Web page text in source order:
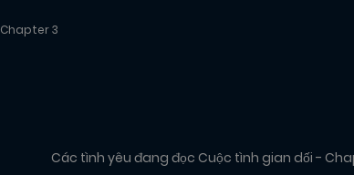
Chapter 3
Các tình yêu đang đọc Cuộc tình gian dối -